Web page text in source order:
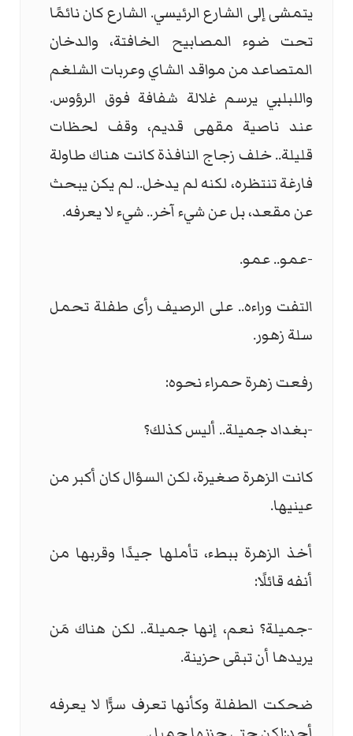
يتمشى إلى الشارع الرئيسي. الشارع كان نائمًا
تحت ضوء المصابيح الخافتة، والدخان
المتصاعد من مواقد الشاي وعربات الشلغم
واللبلبي يرسم غلالة شفافة فوق الرؤوس.
عند ناصية مقهى قديم، وقف لحظات
قليلة.. خلف زجاج النافذة كانت هناك طاولة
فارغة تنتظره، لكنه لم يدخل.. لم يكن يبحث
عن مقعد، بل عن شيء آخر.. شيء لا يعرفه.
-عمو.. عمو.
التفت وراءه.. على الرصيف رأى طفلة تحمل
سلة زهور.
رفعت زهرة حمراء نحوه:
-بغداد جميلة.. أليس كذلك؟
كانت الزهرة صغيرة، لكن السؤال كان أكبر من
عينيها.
أخذ الزهرة ببطء، تأملها جيدًا وقربها من
أنفه قائلًا:
-جميلة؟ نعم، إنها جميلة.. لكن هناك مَن
يريدها أن تبقى حزينة.
ضحكت الطفلة وكأنها تعرف سرًّا لا يعرفه